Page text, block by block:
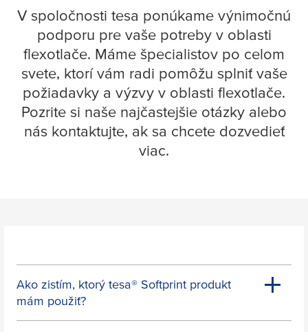
V spoločnosti tesa ponúkame výnimočnú
podporu pre vaše potreby v oblasti
flexotlače. Máme špecialistov po celom
svete, ktorí vám radi pomôžu splniť vaše
požiadavky a výzvy v oblasti flexotlače.
Pozrite si naše najčastejšie otázky alebo
nás kontaktujte, ak sa chcete dozvedieť
viac.
Ako zistím, ktorý tesa® Softprint produkt
mám použiť?